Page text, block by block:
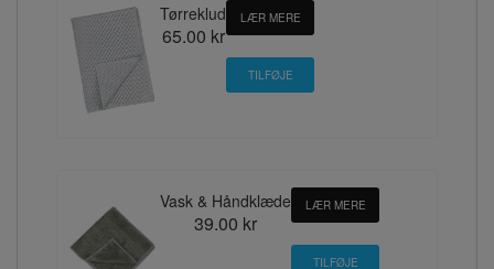
Tørreklud
65.00 kr
LÆR MERE
Vask & Håndklæde
39.00 kr
LÆR MERE